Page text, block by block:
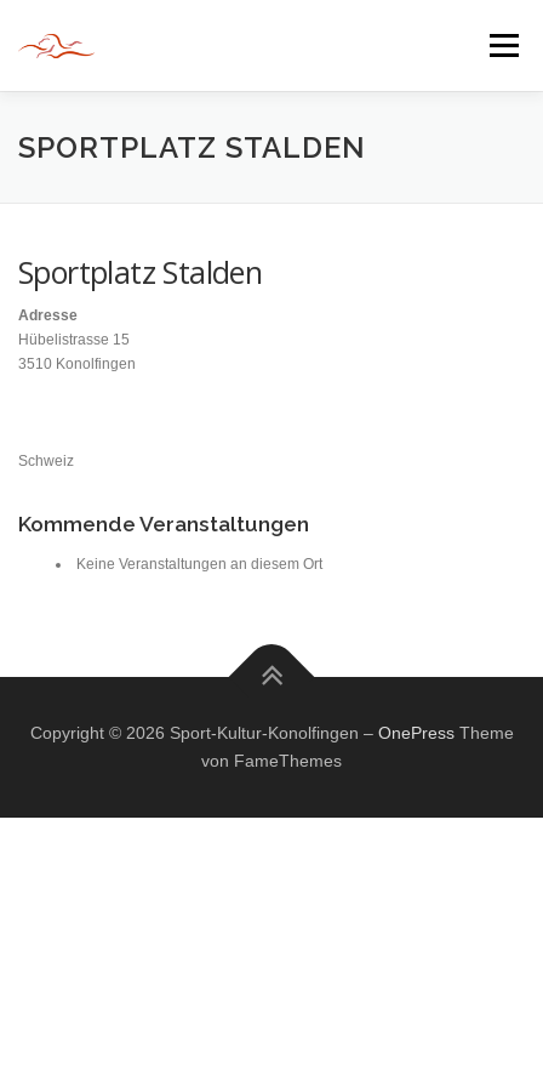
springen
Menü
HERZLICH WILLKOMMEN
INFORMATIONEN
SPORTPLATZ STALDEN
Sportplatz Stalden
Adresse
Hübelistrasse 15
3510 Konolfingen
Schweiz
Kommende Veranstaltungen
Keine Veranstaltungen an diesem Ort
Copyright © 2026 Sport-Kultur-Konolfingen – OnePressTheme
von FameThemes